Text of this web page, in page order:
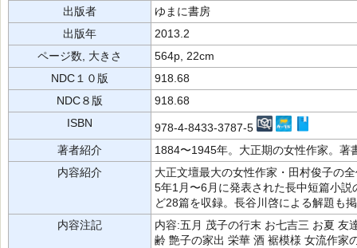
出版者
ゆまに書房
出版年
2013.2
ページ数, 大きさ
564p, 22cm
NDC１０版
918.68
NDC８版
918.68
ISBN
978-4-8433-3787-5
著者紹介
1884〜1945年。大正期の女性作家。著
内容紹介
大正文壇最大の女性作家・田村俊子の
5年1月〜6月に発表された長中短篇小
ど28篇を収録。長谷川啓による解題も
内容注記
内容:五月 茂子の行末 お七吉三 お夏 友
齢 艶子の家出 栄華 酒 裾模様 女流作家